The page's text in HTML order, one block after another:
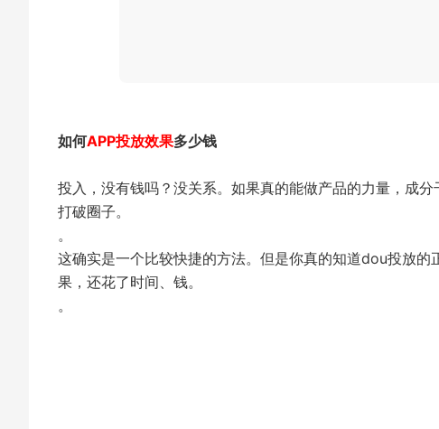
如何APP投放效果多少钱
投入，没有钱吗？没关系。如果真的能做产品的力量，成
打破圈子。
。
这确实是一个比较快捷的方法。但是你真的知道dou投放
果，还花了时间、钱。
。